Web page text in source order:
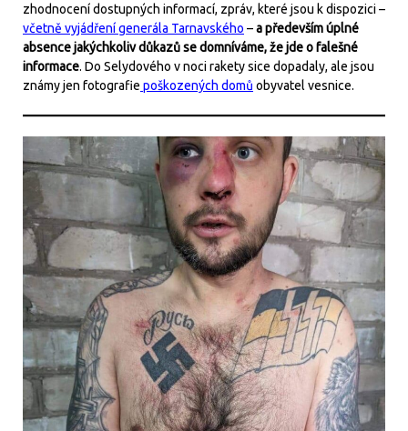
zhodnocení dostupných informací, zpráv, které jsou k dispozici –
včetně vyjádření generála Tarnavského –a především úplné
absence jakýchkoliv důkazů se domníváme, že jde o falešné
informace. Do Selydového v noci rakety sice dopadaly, ale jsou
známy jen fotografie poškozených domů obyvatel vesnice.